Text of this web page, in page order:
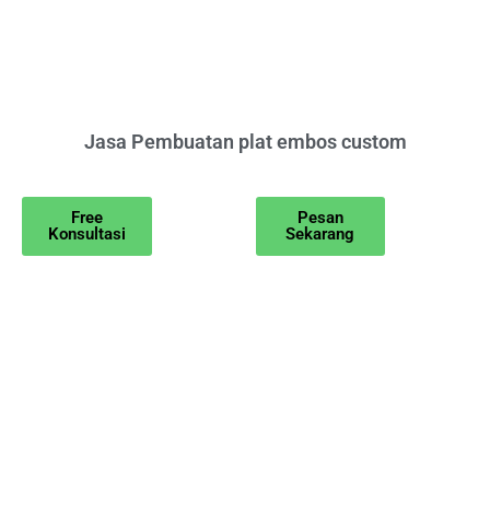
Jasa Pembuatan plat embos custom
Free
Konsultasi
Pesan
Sekarang